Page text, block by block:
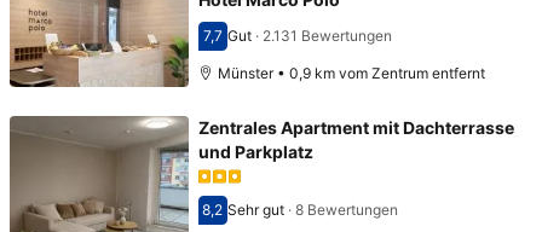
Bewertet mit 7,7
7,7 Gut· 2.131 Bewertungen
Münster • 0,9 km vom Zentrum entfernt
Zentrales Apartment mit Dachterrasse
und Parkplatz
Bewertet mit 8,2
8,2 Sehr gut· 8 Bewertungen